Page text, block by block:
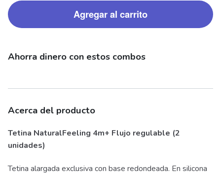
Agregar al carrito
Ahorra dinero con estos combos
Acerca del producto
Tetina NaturalFeeling 4m+ Flujo regulable (2
unidades)
Tetina alargada exclusiva con base redondeada. En silicona